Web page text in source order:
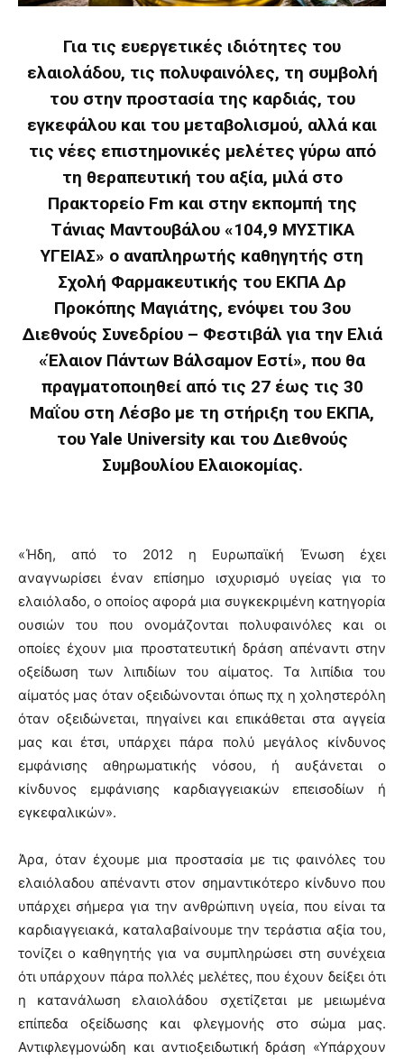
Για τις ευεργετικές ιδιότητες του
ελαιολάδου, τις πολυφαινόλες, τη συμβολή
του στην προστασία της καρδιάς, του
εγκεφάλου και του μεταβολισμού, αλλά και
τις νέες επιστημονικές μελέτες γύρω από
τη θεραπευτική του αξία, μιλά στο
Πρακτορείο Fm και στην εκπομπή της
Τάνιας Μαντουβάλου «104,9 ΜΥΣΤΙΚΑ
ΥΓΕΙΑΣ» ο αναπληρωτής καθηγητής στη
Σχολή Φαρμακευτικής του ΕΚΠΑ Δρ
Προκόπης Μαγιάτης, ενόψει του 3ου
Διεθνούς Συνεδρίου – Φεστιβάλ για την Ελιά
«Έλαιον Πάντων Βάλσαμον Εστί», που θα
πραγματοποιηθεί από τις 27 έως τις 30
Μαΐου στη Λέσβο με τη στήριξη του ΕΚΠΑ,
του Yale University και του Διεθνούς
Συμβουλίου Ελαιοκομίας.
«Ήδη, από το 2012 η Ευρωπαϊκή Ένωση έχει
αναγνωρίσει έναν επίσημο ισχυρισμό υγείας για το
ελαιόλαδο, ο οποίος αφορά μια συγκεκριμένη κατηγορία
ουσιών του που ονομάζονται πολυφαινόλες και οι
οποίες έχουν μια προστατευτική δράση απέναντι στην
οξείδωση των λιπιδίων του αίματος. Τα λιπίδια του
αίματός μας όταν οξειδώνονται όπως πχ η χοληστερόλη
όταν οξειδώνεται, πηγαίνει και επικάθεται στα αγγεία
μας και έτσι, υπάρχει πάρα πολύ μεγάλος κίνδυνος
εμφάνισης αθηρωματικής νόσου, ή αυξάνεται ο
κίνδυνος εμφάνισης καρδιαγγειακών επεισοδίων ή
εγκεφαλικών».
Άρα, όταν έχουμε μια προστασία με τις φαινόλες του
ελαιόλαδου απέναντι στον σημαντικότερο κίνδυνο που
υπάρχει σήμερα για την ανθρώπινη υγεία, που είναι τα
καρδιαγγειακά, καταλαβαίνουμε την τεράστια αξία του,
τονίζει ο καθηγητής για να συμπληρώσει στη συνέχεια
ότι υπάρχουν πάρα πολλές μελέτες, που έχουν δείξει ότι
η κατανάλωση ελαιολάδου σχετίζεται με μειωμένα
επίπεδα οξείδωσης και φλεγμονής στο σώμα μας.
Αντιφλεγμονώδη και αντιοξειδωτική δράση «Υπάρχουν